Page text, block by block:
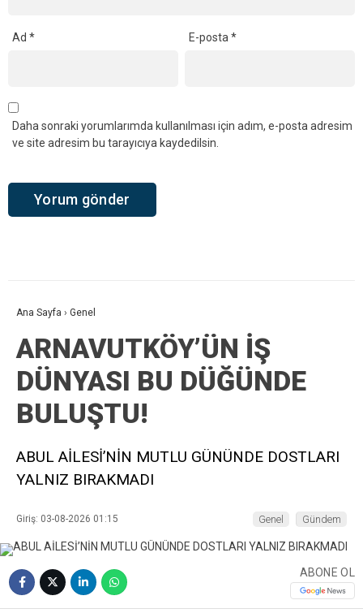
Ad * E-posta*
Daha sonraki yorumlarımda kullanılması için adım, e-posta adresim
ve site adresim bu tarayıcıya kaydedilsin.
Ana Sayfa › Genel
ARNAVUTKÖY’ÜN İŞ
DÜNYASI BU DÜĞÜNDE
BULUŞTU!
ABUL AİLESİ’NİN MUTLU GÜNÜNDE DOSTLARI
YALNIZ BIRAKMADI
Giriş: 03-08-2026 01:15 Genel Gündem
ABONE OL